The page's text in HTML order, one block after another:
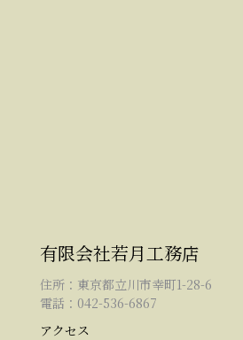
有限会社若月工務店
住所：東京都立川市幸町1-28-6
電話：042-536-6867
アクセス